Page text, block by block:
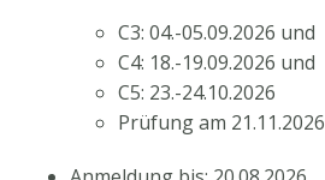
C3: 04.-05.09.2026 und
C4: 18.-19.09.2026 und
C5: 23.-24.10.2026
Prüfung am 21.11.2026